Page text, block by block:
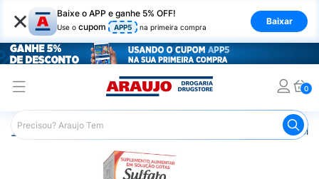
× Baixe o APP e ganhe 5% OFF!
Use o cupom APP5 na primeira compra
Baixar
0
Araujo Saúde e Bem Estar